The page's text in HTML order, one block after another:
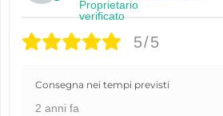
5/5
Consegna nei tempi previsti
2 anni fa